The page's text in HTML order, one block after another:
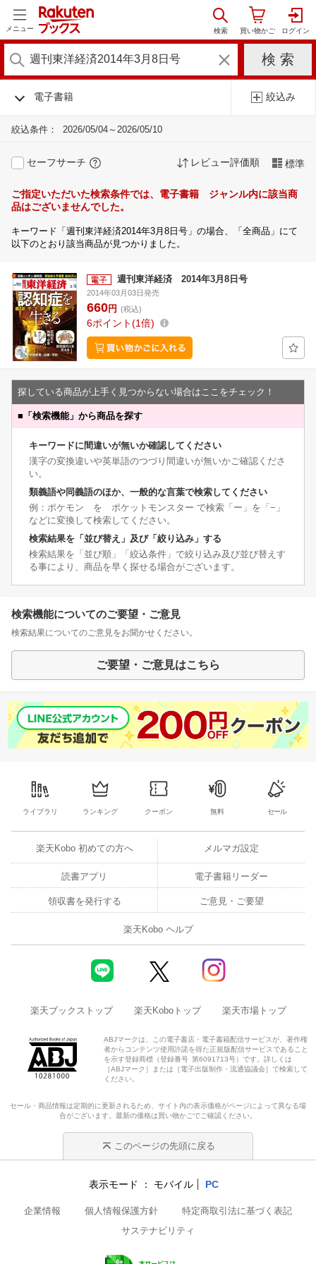
メニュー
電子書籍 絞込み
絞込条件： 2026/05/04～2026/05/10
セーフサーチ レビュー評価順 標準
ご指定いただいた検索条件では、電子書籍 ジャンル内に該当商
品はございませんでした。
キーワード「週刊東洋経済2014年3月8日号」の場合、「全商品」にて
以下のとおり該当商品が見つかりました。
週刊東洋経済 2014年3月8日号
2014年03月03日発売
660円 (税込)
6ポイント 1倍
探している商品が上手く見つからない場合はここをチェック！
■ 「検索機能」から商品を探す
キーワードに間違いが無いか確認してください
漢字の変換違いや英単語のつづり間違いが無いかご確認くださ
い。
類義語や同義語のほか、一般的な言葉で検索してください
例：ポケモン を ポケットモンスター で検索「ー」を「−」
などに変換して検索してください。
検索結果を「並び替え」及び「絞り込み」する
検索結果を「並び順」「絞込条件」で絞り込み及び並び替えす
る事により、商品を早く探せる場合がございます。
検索機能についてのご要望・ご意見
検索結果についてのご意見をお聞かせください。
ご要望・ご意見はこちら
ライブラリ ランキング クーポン 無料 セール
楽天Kobo 初めての方へ メルマガ設定
読書アプリ 電子書籍リーダー
領収書を発行する ご意見・ご要望
楽天Kobo ヘルプ
楽天ブックストップ 楽天Koboトップ 楽天市場トップ
ABJマークは、この電子書店・電子書籍配信サービスが、著作権
者からコンテンツ使用許諾を得た正規版配信サービスであること
を示す登録商標（登録番号 第6091713号）です。詳しくは
［ABJマーク］または［電子出版制作・流通協議会］で検索して
ください。
セール・商品情報は定期的に更新されるため、サイト内の表示価格がページによって異なる場
合がございます。最新の価格は買い物かごでご確認ください。
このページの先頭に戻る
表示モード モバイル PC
企業情報 個人情報保護方針
特定商取引法に基づく表記
サステナビリティ